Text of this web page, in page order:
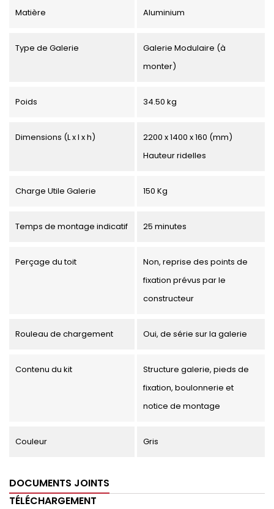
Matière Aluminium
Type de Galerie
Galerie Modulaire (à
monter)
Poids 34.50 kg
Dimensions (L x l x h)
2200 x 1400 x 160 (mm)
Hauteur ridelles
Charge Utile Galerie 150 Kg
Temps de montage indicatif 25 minutes
Perçage du toit
Non, reprise des points de
fixation prévus par le
constructeur
Rouleau de chargement Oui, de série sur la galerie
Contenu du kit
Structure galerie, pieds de
fixation, boulonnerie et
notice de montage
Couleur Gris
DOCUMENTS JOINTS
TÉLÉCHARGEMENT